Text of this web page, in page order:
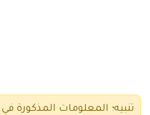
تنبيه؛ المعلومات المذكورة في